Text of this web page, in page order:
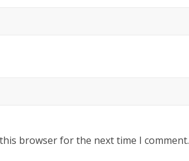
browser for the next time I comment.